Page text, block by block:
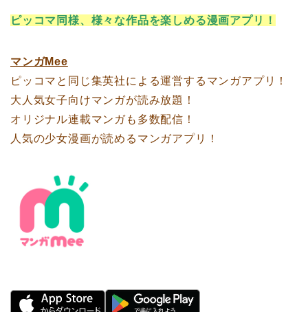
ピッコマ同様、様々な作品を楽しめる漫画アプリ！
マンガMee
ピッコマと同じ集英社による運営するマンガアプリ！
大人気女子向けマンガが読み放題！
オリジナル連載マンガも多数配信！
人気の少女漫画が読めるマンガアプリ！